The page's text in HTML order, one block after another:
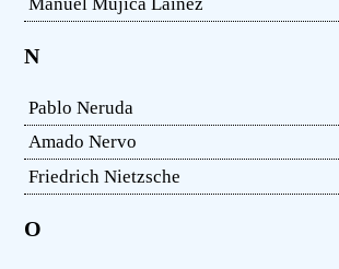
N
Pablo Neruda
Amado Nervo
Friedrich Nietzsche
O